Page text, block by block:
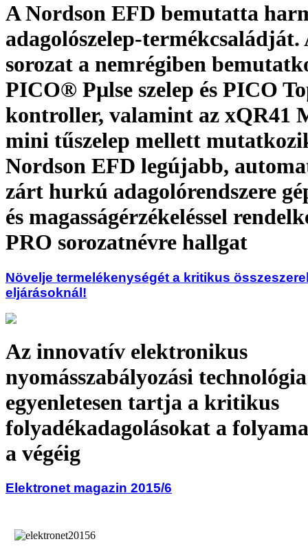
A Nordson EFD bemutatta
adagolószelep-termékcsaládját.
sorozat a nemrégiben
PICO® Pµlse szelep és PICO
kontroller, valamint az xQR41
mini tűszelep mellett
Nordson EFD legújabb,
zárt hurkú adagolórendszere
és magasságérzékeléssel
PRO sorozatnévre hallgat
Növelje termelékenységét a kritikus
eljárásoknál!
Az innovatív elektronikus
nyomásszabályozási technológia
egyenletesen tartja a kritikus
folyadékadagolásokat a
a végéig
Elektronet magazin 2015/6